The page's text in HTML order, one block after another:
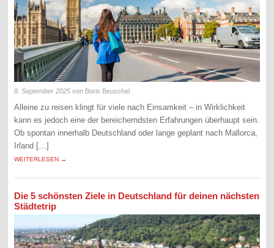
8. September 2025 von Boris Beuschel
Alleine zu reisen klingt für viele nach Einsamkeit – in Wirklichkeit
kann es jedoch eine der bereicherndsten Erfahrungen überhaupt sein.
Ob spontan innerhalb Deutschland oder lange geplant nach Mallorca,
Irland […]
WEITERLESEN →
Die 5 schönsten Ziele in Deutschland für deinen nächsten
Städtetrip